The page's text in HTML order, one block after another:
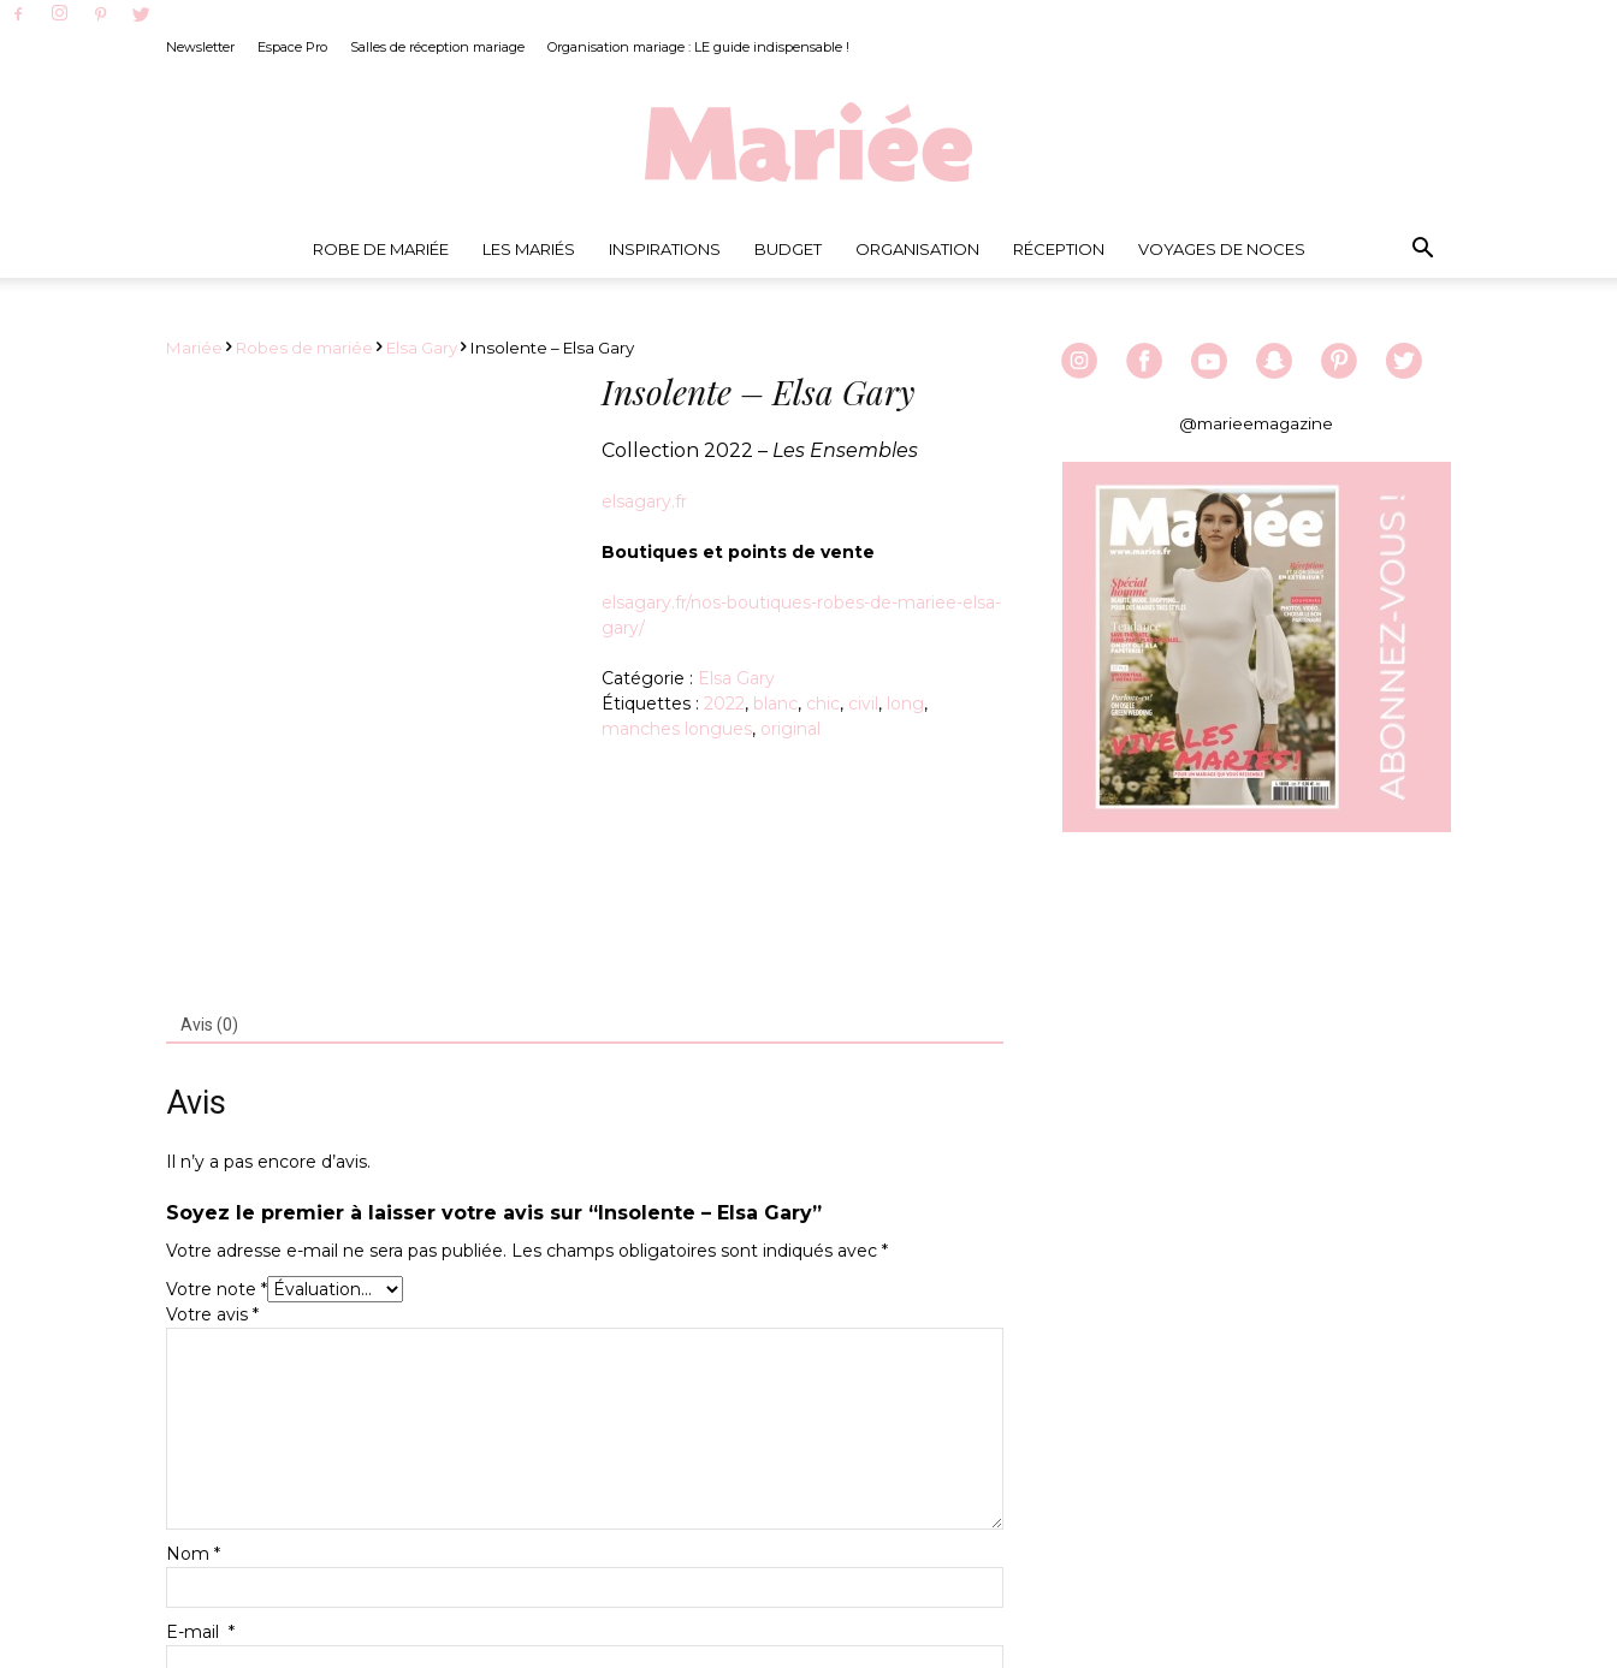
Newsletter Espace Pro Salles de réception mariage Organisation mariage : LE guide indispensable !
ROBE DE MARIÉE LES MARIÉS INSPIRATIONS BUDGET ORGANISATION RÉCEPTION VOYAGES DE NOCES
Mariée Robes de mariée Elsa Gary Insolente – Elsa Gary
Insolente – Elsa Gary
Collection 2022 – Les Ensembles
elsagary.fr
Boutiques et points de vente
elsagary.fr/nos-boutiques-robes-de-mariee-elsa-
gary/
Catégorie : Elsa Gary
Étiquettes : 2022, blanc, chic, civil, long,
manches longues, original
Avis (0)
Avis
Il n’y a pas encore d’avis.
Soyez le premier à laisser votre avis sur “Insolente – Elsa Gary”
Votre adresse e-mail ne sera pas publiée. Les champs obligatoires sont indiqués avec *
Votre note *
Votre avis *
Nom *
E-mail *
@marieemagazine